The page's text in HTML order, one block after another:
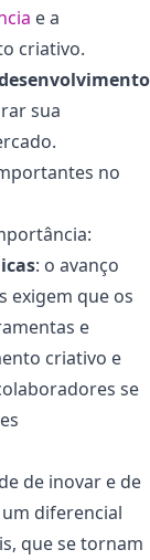
e a
criativo.
sua
no
: o avanço
exigem que os
e
criativo e
se
de inovar e de
diferencial
que se tornam